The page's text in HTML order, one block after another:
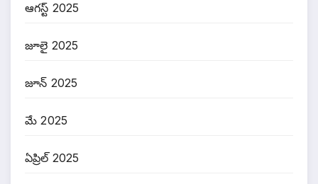
ఆగస్ట్ 2025
జూలై 2025
జూన్ 2025
మే 2025
ఏప్రిల్ 2025